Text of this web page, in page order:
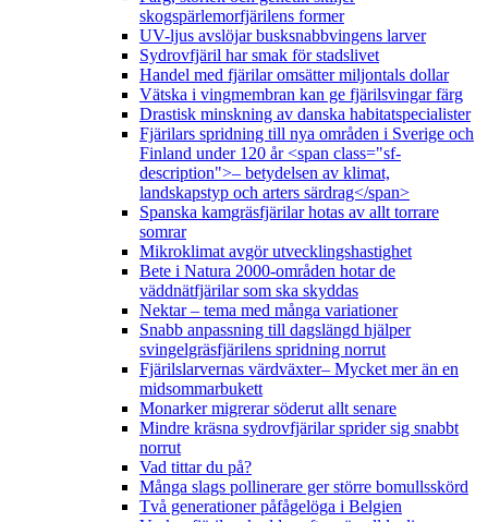
skogspärlemorfjärilens former
UV-ljus avslöjar busksnabbvingens larver
Sydrovfjäril har smak för stadslivet
Handel med fjärilar omsätter miljontals dollar
Vätska i vingmembran kan ge fjärilsvingar färg
Drastisk minskning av danska habitatspecialister
Fjärilars spridning till nya områden i Sverige och
Finland under 120 år <span class="sf-
description">– betydelsen av klimat,
landskapstyp och arters särdrag</span>
Spanska kamgräsfjärilar hotas av allt torrare
somrar
Mikroklimat avgör utvecklingshastighet
Bete i Natura 2000-områden hotar de
väddnätfjärilar som ska skyddas
Nektar – tema med många variationer
Snabb anpassning till dagslängd hjälper
svingelgräsfjärilens spridning norrut
Fjärilslarvernas värdväxter– Mycket mer än en
midsommarbukett
Monarker migrerar söderut allt senare
Mindre kräsna sydrovfjärilar sprider sig snabbt
norrut
Vad tittar du på?
Många slags pollinerare ger större bomullsskörd
Två generationer påfågelöga i Belgien